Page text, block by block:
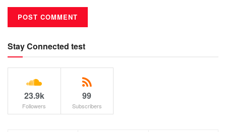
Stay Connected test
23.9k
Followers
99
Subscribers